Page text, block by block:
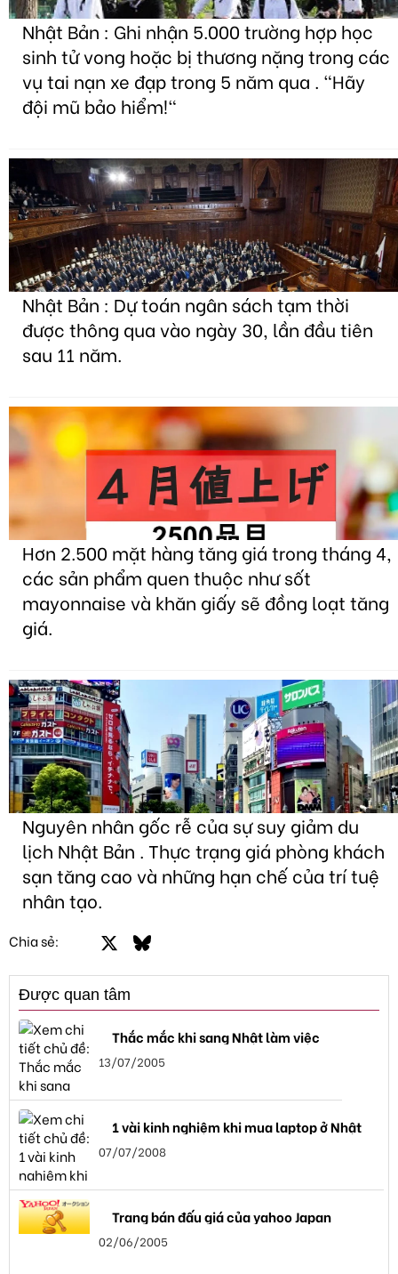
Nhật Bản : Ghi nhận 5.000 trường hợp học
sinh tử vong hoặc bị thương nặng trong các
vụ tai nạn xe đạp trong 5 năm qua . "Hãy
đội mũ bảo hiểm!"
Nhật Bản : Dự toán ngân sách tạm thời
được thông qua vào ngày 30, lần đầu tiên
sau 11 năm.
Hơn 2.500 mặt hàng tăng giá trong tháng 4,
các sản phẩm quen thuộc như sốt
mayonnaise và khăn giấy sẽ đồng loạt tăng
giá.
Nguyên nhân gốc rễ của sự suy giảm du
lịch Nhật Bản . Thực trạng giá phòng khách
sạn tăng cao và những hạn chế của trí tuệ
nhân tạo.
Chia sẻ: FacebookBluesky
Được quan tâm
Thắc mắc khi sang Nhật làm việc
13/07/2005
1 vài kinh nghiệm khi mua laptop ở Nhật
07/07/2008
Trang bán đấu giá của yahoo Japan
02/06/2005